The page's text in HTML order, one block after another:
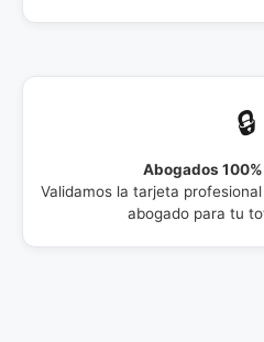
🔒
Abogados
Validamos la tarjeta
abogado para tu